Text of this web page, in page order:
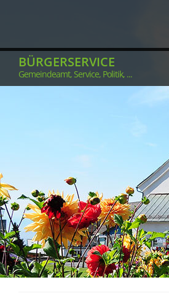
BÜRGERSERVICE
Gemeindeamt, Service, Politik, ...